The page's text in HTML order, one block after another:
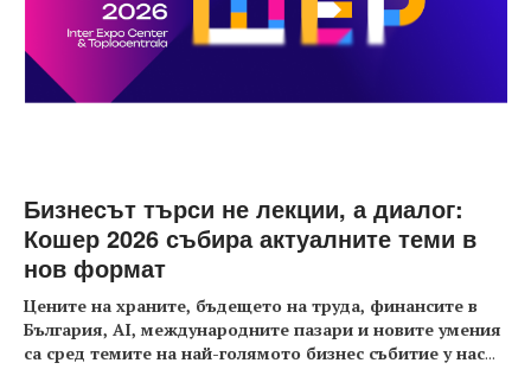
Бизнесът търси не лекции, а диалог:
Кошер 2026 събира актуалните теми в
нов формат
Цените на храните, бъдещето на труда, финансите в
България, AI, международните пазари и новите умения
са сред темите на най-голямото бизнес събитие у нас...